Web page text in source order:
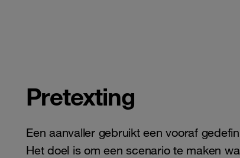
Pretexting
Een aanvaller gebruikt een vooraf
Het doel is om een ​​scenario te maken